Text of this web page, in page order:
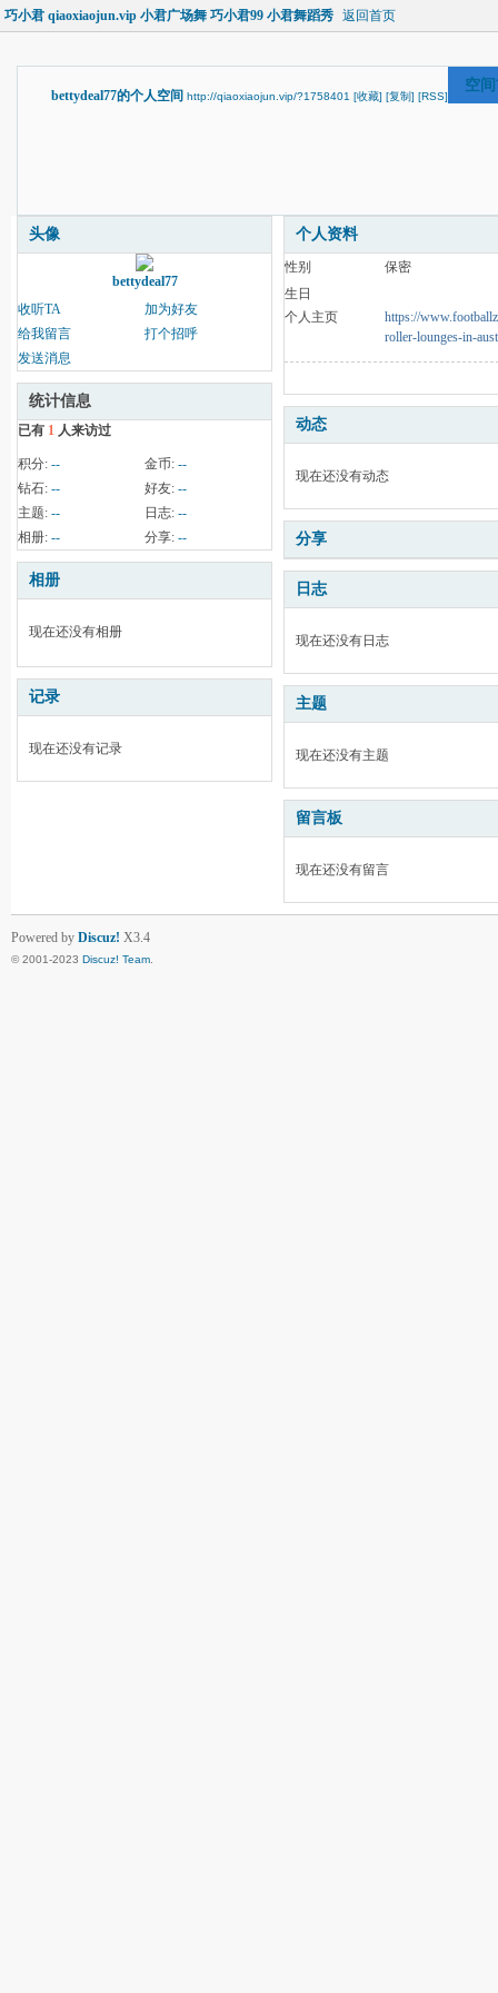
巧小君 qiaoxiaojun.vip 小君广场舞 巧小君99 小君舞蹈秀 返回首页
bettydeal77的个人空间 http://qiaoxiaojun.vip/?1758401 [收藏] [复制] [RSS]
空
头像
bettydeal77
收听TA
加为好友
给我留言
打个招呼
发送消息
统计信息
已有 1 人来访过
积分: -- 金币: --
钻石: -- 好友: --
主题: -- 日志: --
相册: -- 分享: --
相册
现在还没有相册
记录
现在还没有记录
个人资料
性别
保密
生日
个人主页
https://
roller-lounges-in-
动态
现在还没有动态
分享
日志
现在还没有日志
主题
现在还没有主题
留言板
现在还没有留言
Powered by Discuz! X3.4
© 2001-2023 Discuz! Team